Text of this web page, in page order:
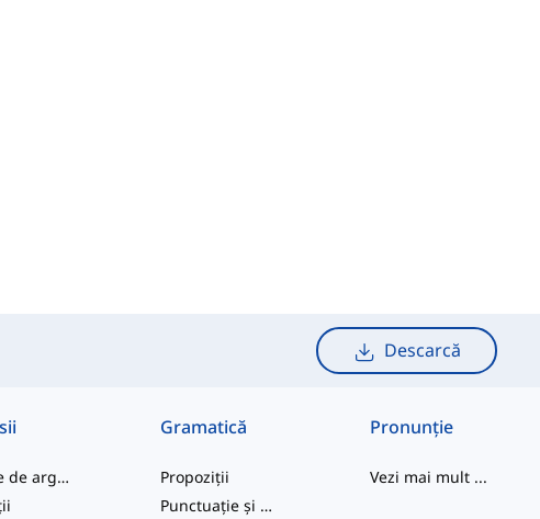
Descarcă
cuvinte de argou
Gramatică
Propoziții
Punctuație și Ortografie
Pronunție
Vezi mai mult ...